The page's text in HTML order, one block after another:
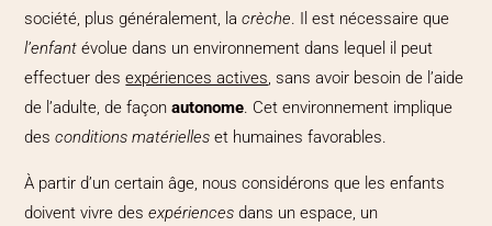
société, plus généralement, lacrèche. Il est nécessaire que
l’enfant évolue dans un environnement dans lequel il peut
effectuer desexpériences actives, sans avoir besoin de l’aide
de l’adulte, de façonautonome. Cet environnement implique
desconditions matérielles et humaines favorables.
À partir d’un certain âge, nous considérons que les enfants
doivent vivre desexpériences dans un espace, un